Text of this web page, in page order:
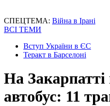
СПЕЦТЕМА: Війна в Ірані
ВСІ ТЕМИ
Вступ України в ЄС
Теракт в Барселоні
На
автобус: 11